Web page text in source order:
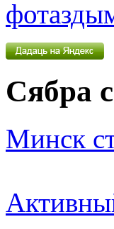
Сябра
Минск